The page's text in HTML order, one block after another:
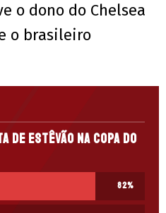
o dono do Chelsea
o brasileiro
Estêvão na Copa do
82%